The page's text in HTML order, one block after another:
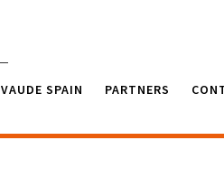
VAUDE SPAIN PARTNERS